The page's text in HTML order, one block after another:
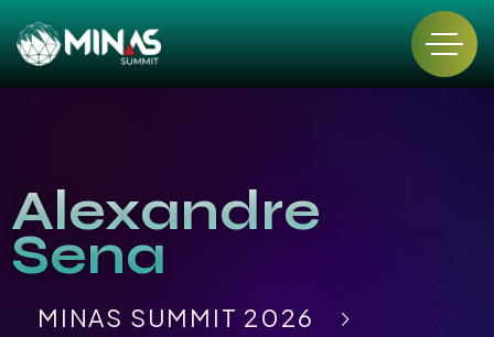
Alexandre
Sena
MINAS SUMMIT 2026